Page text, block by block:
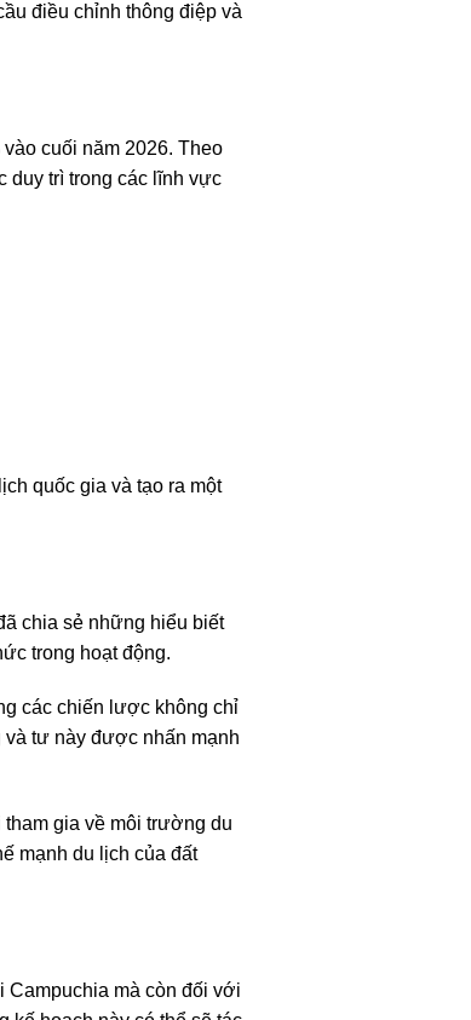
điều chỉnh thông điệp và
vào cuối năm 2026. Theo
duy trì trong các lĩnh vực
quốc gia và tạo ra một
chia sẻ những hiểu biết
trong hoạt động.
các chiến lược không chỉ
và tư này được nhấn mạnh
gia về môi trường du
mạnh du lịch của đất
Campuchia mà còn đối với